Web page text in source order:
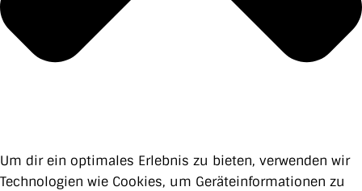
Um dir ein optimales Erlebnis zu bieten, verwenden wir
Technologien wie Cookies, um Geräteinformationen zu